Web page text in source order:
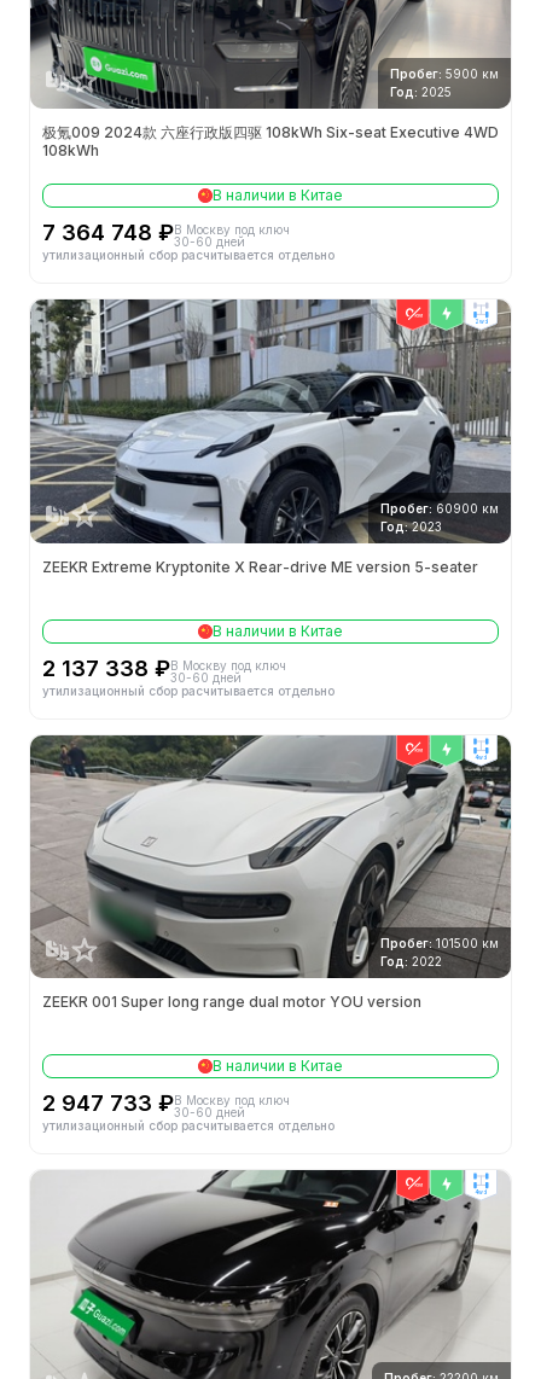
Пробег: 5900 км
Год: 2025
极氪009 2024款 六座行政版四驱 108kWh Six-seat Executive 4WD
108kWh
В наличии в Китае
7 364 748 ₽В Москву под ключ
30-60 дней
утилизационный сбор расчитывается отдельно
2wd
Пробег: 60900 км
Год: 2023
ZEEKR Extreme Kryptonite X Rear-drive ME version 5-seater
В наличии в Китае
2 137 338 ₽В Москву под ключ
30-60 дней
утилизационный сбор расчитывается отдельно
4wd
Пробег: 101500 км
Год: 2022
ZEEKR 001 Super long range dual motor YOU version
В наличии в Китае
2 947 733 ₽В Москву под ключ
30-60 дней
утилизационный сбор расчитывается отдельно
4wd